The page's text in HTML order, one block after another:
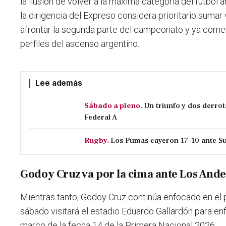
la dirigencia del Expreso considera prioritario
afrontar la segunda parte del campeonato y ya
perfiles del ascenso argentino.
Lee además
Sábado a pleno. Un triunfo y dos
Federal A
Rugby. Los Pumas cayeron 17-10 ante
Godoy Cruz va por la cima ante Los
Mientras tanto, Godoy Cruz continúa enfocado en
sábado visitará el estadio Eduardo Gallardón para